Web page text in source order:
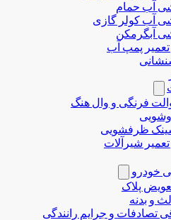
آب حمام
آب کولر گازی
آبگرمکن
پمپ آب
فرنگی و وال هنگ
ظرفشویی
شیرآلات
خودرو
پلاک
و بدنه
تصادفات و جرایم رانندگی